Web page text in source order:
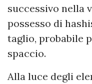
successivo nella
possesso di
taglio, probabile
spaccio.
Alla luce degli